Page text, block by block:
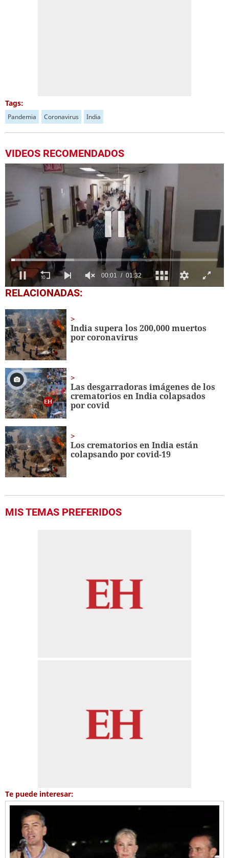
Tags:
Pandemia Coronavirus India
VIDEOS RECOMENDADOS
0
seconds
1
minute,
32
seconds
RELACIONADAS:
India supera los 200,000 muertos
por coronavirus
Las desgarradoras imágenes de los
crematorios en India colapsados
por covid
Los crematorios en India están
colapsando por covid-19
MIS TEMAS PREFERIDOS
Te puede interesar: